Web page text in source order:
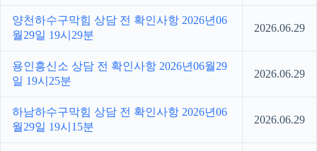
양천하수구막힘 상담 전 확인사항 2026년06
월29일 19시29분
2026.06.29
용인흥신소 상담 전 확인사항 2026년06월29
일 19시25분
2026.06.29
하남하수구막힘 상담 전 확인사항 2026년06
월29일 19시15분
2026.06.29